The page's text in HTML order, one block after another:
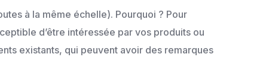
à la même échelle). Pourquoi ? Pour
d’être intéressée par vos produits ou
existants, qui peuvent avoir des remarques